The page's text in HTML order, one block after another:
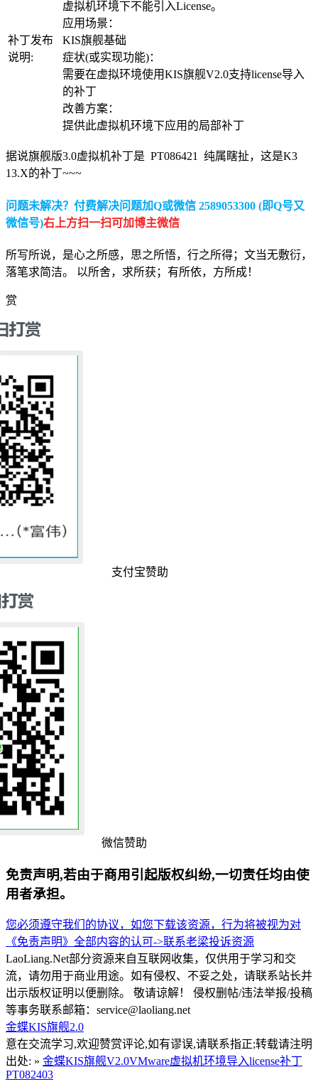
补丁发布
说明:
虚拟机环境下不能引入License。
应用场景：
KIS旗舰基础
症状(或实现功能)：
需要在虚拟环境使用KIS旗舰V2.0支持license导入
的补丁
改善方案：
提供此虚拟机环境下应用的局部补丁
据说旗舰版3.0虚拟机补丁是 PT086421 纯属瞎扯，这是K3
13.X的补丁~~~
问题未解决？付费解决问题加Q或微信 2589053300 (即Q号又
微信号)右上方扫一扫可加博主微信
所写所说，是心之所感，思之所悟，行之所得；文当无敷衍，
落笔求简洁。 以所舍，求所获；有所依，方所成！
赏
支付宝赞助
微信赞助
免责声明,若由于商用引起版权纠纷,一切责任均由使
用者承担。
您必须遵守我们的协议，如您下载该资源，行为将被视为对
《免责声明》全部内容的认可->联系老梁投诉资源
LaoLiang.Net部分资源来自互联网收集，仅供用于学习和交
流，请勿用于商业用途。如有侵权、不妥之处，请联系站长并
出示版权证明以便删除。 敬请谅解！ 侵权删帖/违法举报/投稿
等事务联系邮箱：service@laoliang.net
金蝶KIS旗舰2.0
意在交流学习,欢迎赞赏评论,如有谬误,请联系指正;转载请注明
出处: » 金蝶KIS旗舰V2.0VMware虚拟机环境导入license补丁
PT082403